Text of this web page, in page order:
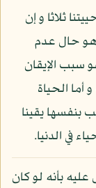
ثلاثا و إن
هو حال عدم
سبب الإيقان
أما الحياة
بنفسها يقينا
في الدنيا.
بأنه لو كان